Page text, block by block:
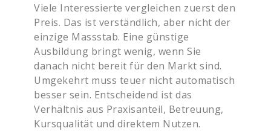
Viele Interessierte vergleichen zuerst den
Preis. Das ist verständlich, aber nicht der
einzige Massstab. Eine günstige
Ausbildung bringt wenig, wenn Sie
danach nicht bereit für den Markt sind.
Umgekehrt muss teuer nicht automatisch
besser sein. Entscheidend ist das
Verhältnis aus Praxisanteil, Betreuung,
Kursqualität und direktem Nutzen.